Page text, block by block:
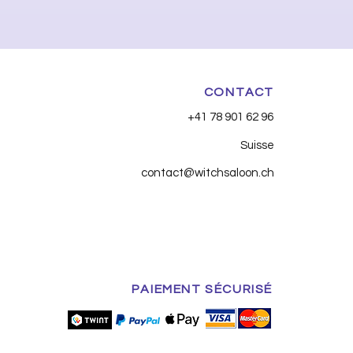
CONTACT
+41 78 901 62 96
Suisse
contact@witchsaloon.ch
PAIEMENT SÉCURISÉ